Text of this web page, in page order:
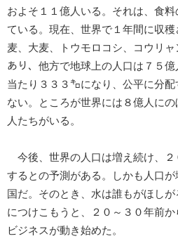
およそ１１億人いる。それは、食
ている。現在、世界で１年間に収
麦、大麦、トウモロコシ、コウリ
あり、他方で地球上の人口は７５
当たり３３３㌔になり、公平に分
ない。ところが世界には８億人に
人たちがいる。
今後、世界の人口は増え続け、２
するとの予測がある。しかも人口
国だ。そのとき、水は誰もがほし
につけこもうと、２０～３０年前か
ビジネスが動き始めた。